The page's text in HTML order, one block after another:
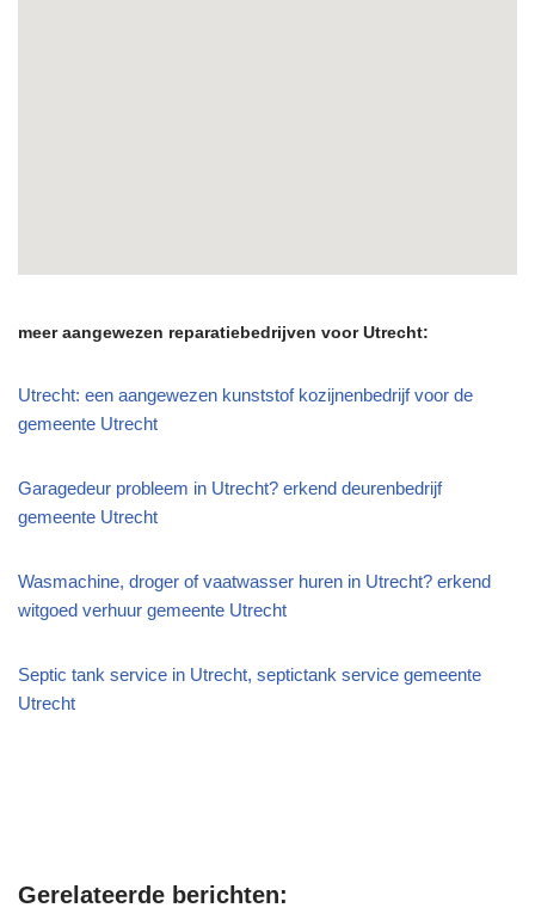
meer aangewezen reparatiebedrijven voor Utrecht:
Utrecht: een aangewezen kunststof kozijnenbedrijf voor de
gemeente Utrecht
Garagedeur probleem in Utrecht? erkend deurenbedrijf
gemeente Utrecht
Wasmachine, droger of vaatwasser huren in Utrecht? erkend
witgoed verhuur gemeente Utrecht
Septic tank service in Utrecht, septictank service gemeente
Utrecht
Gerelateerde berichten: